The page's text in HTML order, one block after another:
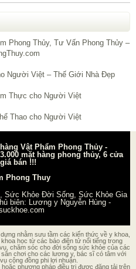
Vật Phẩm Phong Thủy -
mặt hàng phong thủy, 6 cửa
bán !!!
Sức Khỏe Đời Sống, Sức Khỏe Gia
biên: Lương y Nguyễn Hùng-
nhằm sưu tầm các kiến thức về y khoa,
học từ các báo điện tử nổi tiếng trong
chăm sóc cho đời sống sức khỏe của các
chơi cho các lương y, bác sĩ có tâm với
cộng đồng phi lợi nhuận.
phương pháp điều trị được đăng tải trên